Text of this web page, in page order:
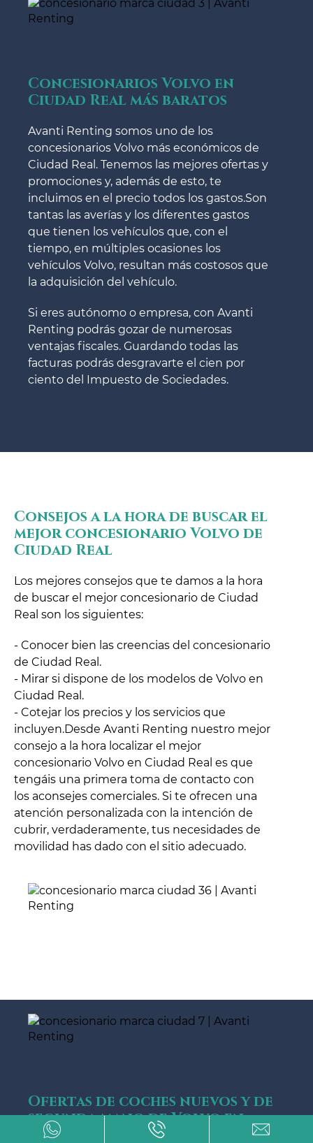
Concesionarios Volvo en
Ciudad Real más baratos
Avanti Renting somos uno de los
concesionarios Volvo más económicos de
Ciudad Real. Tenemos las mejores ofertas y
promociones y, además de esto, te
incluimos en el precio todos los gastos.Son
tantas las averías y los diferentes gastos
que tienen los vehículos que, con el
tiempo, en múltiples ocasiones los
vehículos Volvo, resultan más costosos que
la adquisición del vehículo.
Si eres autónomo o empresa, con Avanti
Renting podrás gozar de numerosas
ventajas fiscales. Guardando todas las
facturas podrás desgravarte el cien por
ciento del Impuesto de Sociedades.
Consejos a la hora de buscar el
mejor concesionario Volvo de
Ciudad Real
Los mejores consejos que te damos a la hora
de buscar el mejor concesionario de Ciudad
Real son los siguientes:
- Conocer bien las creencias del concesionario
de Ciudad Real.
- Mirar si dispone de los modelos de Volvo en
Ciudad Real.
- Cotejar los precios y los servicios que
incluyen.Desde Avanti Renting nuestro mejor
consejo a la hora localizar el mejor
concesionario Volvo en Ciudad Real es que
tengáis una primera toma de contacto con
los aconsejes comerciales. Si te ofrecen una
atención personalizada con la intención de
cubrir, verdaderamente, tus necesidades de
movilidad has dado con el sitio adecuado.
Ofertas de coches nuevos y de
segunda mano de Volvo en
Ciudad Real